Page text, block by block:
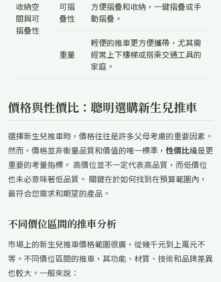
收納空
間與可
摺疊性
可摺
疊性
方便摺疊和收納，一鍵摺疊或手
動摺疊。
重量
輕便的推車更方便攜帶，尤其需
經常上下樓梯或搭乘交通工具的
家庭。
價格與性價比：聰明選購新生兒推車
選擇新生兒推車時，價格往往是許多父母考慮的重要因素。
然而，價格並非衡量品質和價值的唯一標準， 性價比纔是更
重要的考量指標。 高價位並不一定代表高品質，而低價位
也未必意味著低品質。 關鍵在於如何找到在預算範圍內，
最符合您需求和期望的產品。
不同價位區間的推車分析
市場上的新生兒推車價格範圍很廣，從幾千元到上萬元不
等。不同價位區間的推車，其功能、材質、技術和品牌差異
也較大。一般來說：